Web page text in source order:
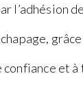
et